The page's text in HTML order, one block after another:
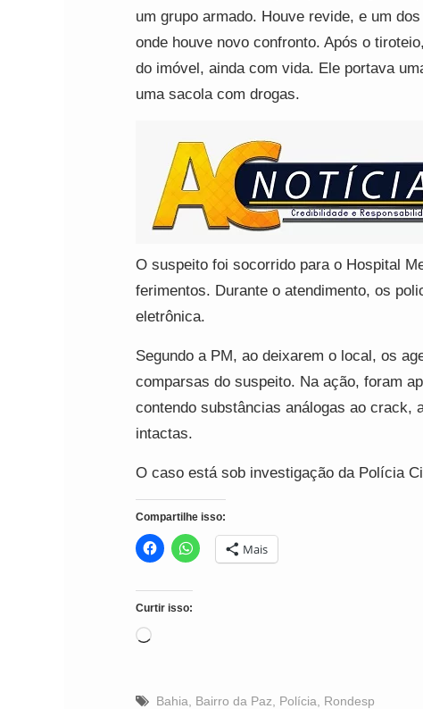
um grupo armado. Houve revide, e um
onde houve novo confronto. Após o
do imóvel, ainda com vida. Ele portava
uma sacola com drogas.
O suspeito foi socorrido para o Hospital
ferimentos. Durante o atendimento, os
eletrônica.
Segundo a PM, ao deixarem o local, os
comparsas do suspeito. Na ação, foram
contendo substâncias análogas ao crack,
intactas.
O caso está sob investigação da Polícia
Compartilhe isso:
Mais
Curtir isso:
Carregando...
Bahia Bairro da Paz Polícia Rondesp